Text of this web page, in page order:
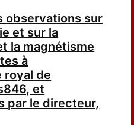
observations sur
et sur la
la magnétisme
à
royal de
et
par le directeur,